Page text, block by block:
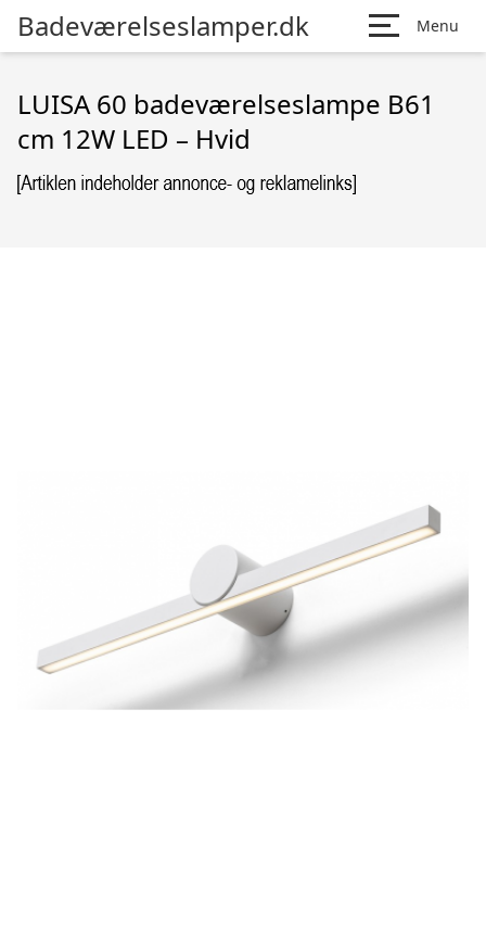
Badeværelseslamper.dk Menu
LUISA 60 badeværelseslampe B61
cm 12W LED – Hvid